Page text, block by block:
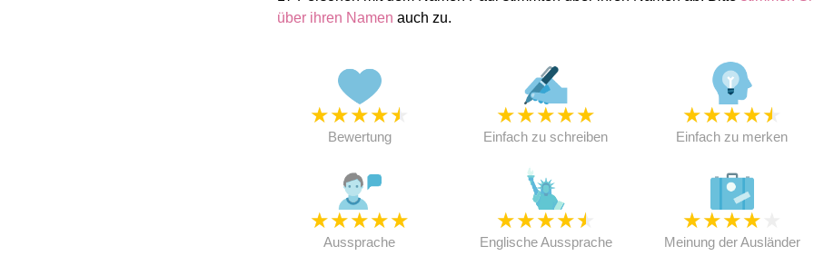
über ihren Namen auch zu.
★★★★★
Bewertung
★★★★★
Einfach zu schreiben
★★★★★
Einfach zu merken
★★★★★
Aussprache
★★★★★
Englische Aussprache
★★★★
Meinung der Ausländer